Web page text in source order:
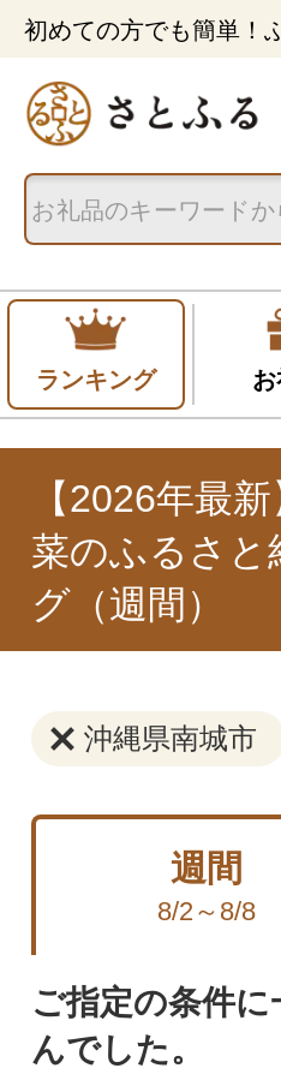
初めての方でも簡単！
ランキング
【2026年最
菜のふるさと
グ（週間）
沖縄県南城市
週間
8/2～8/8
ご指定の条件
んでした。